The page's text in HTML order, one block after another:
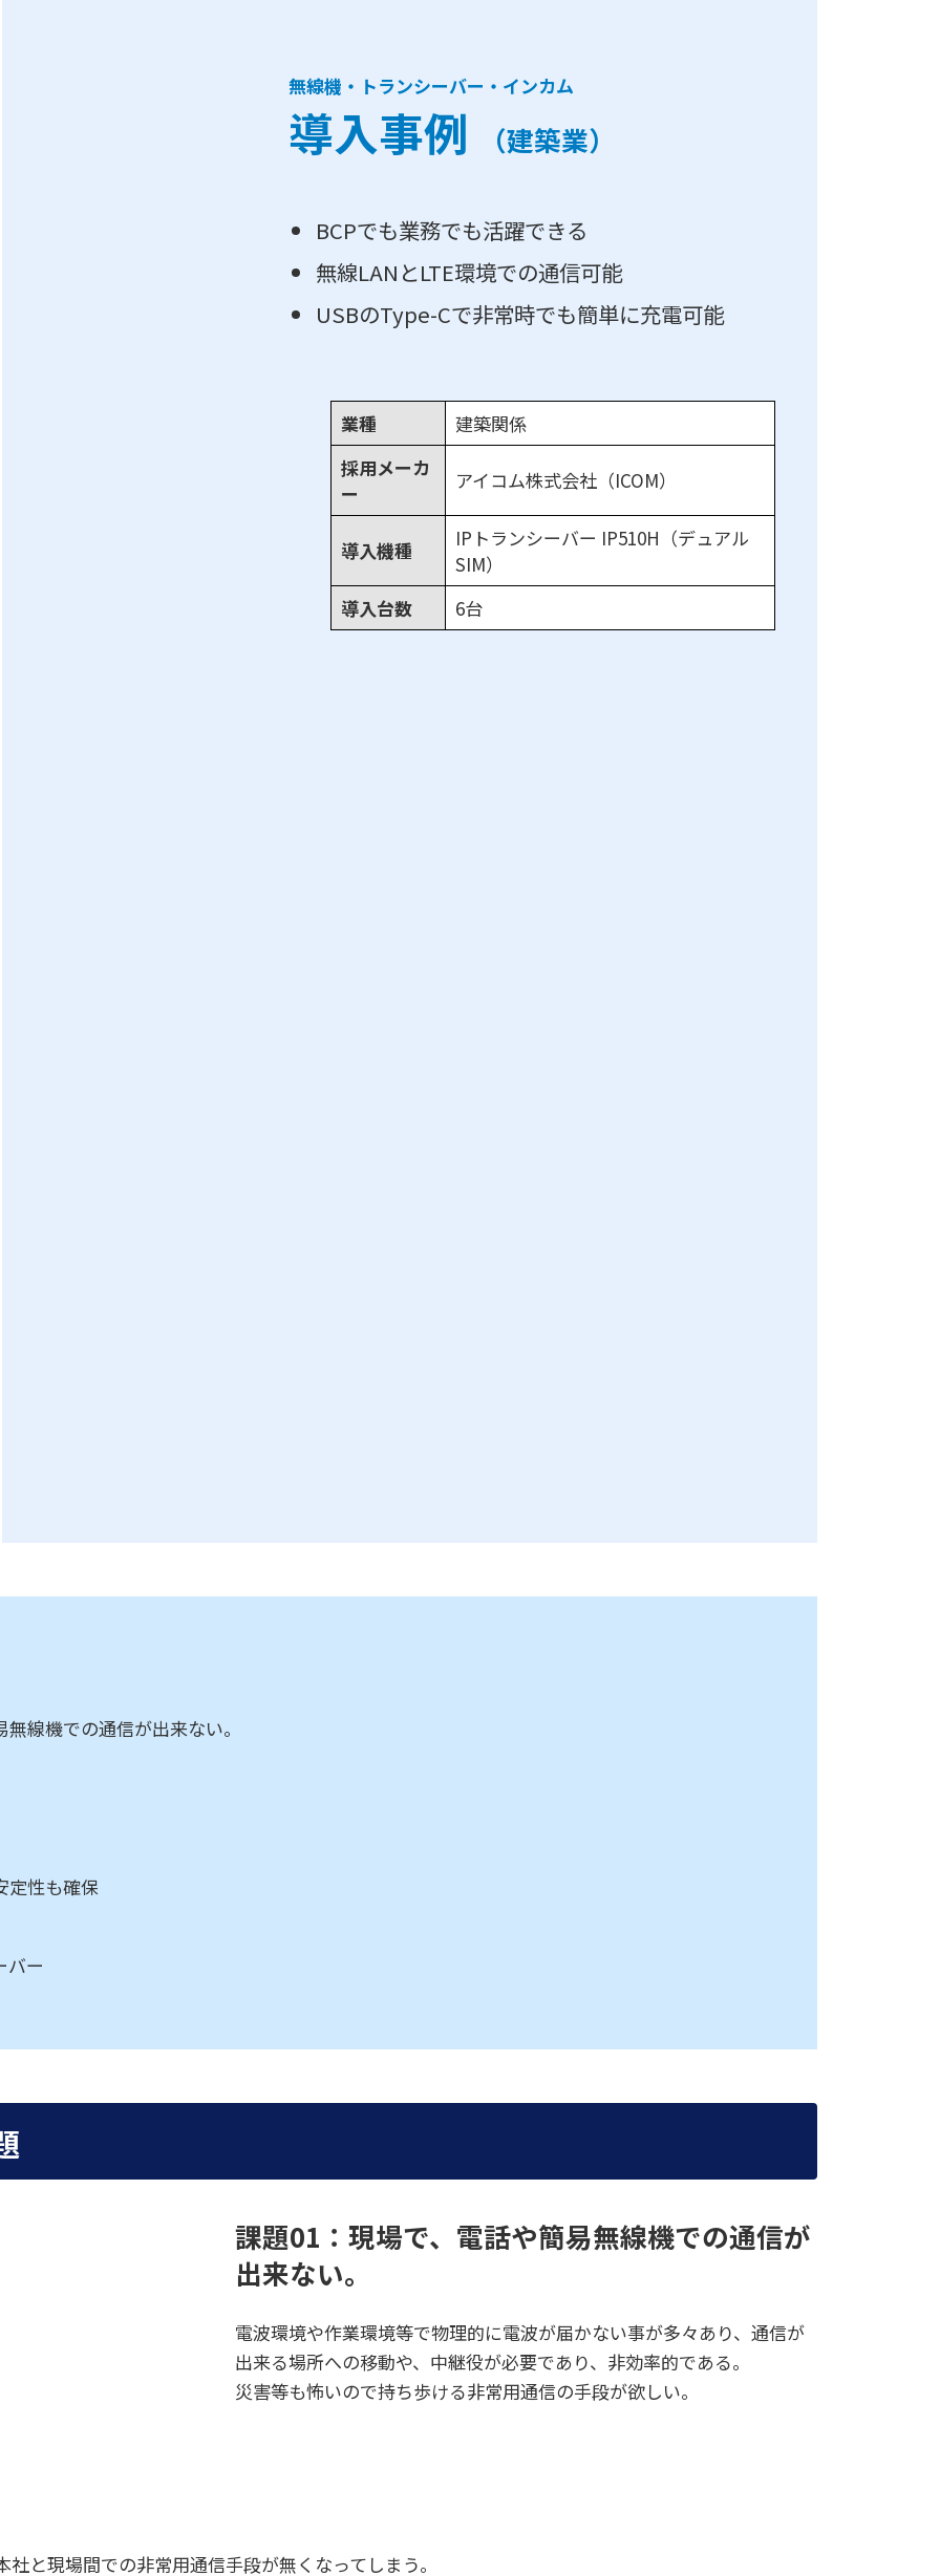
無線機・トランシーバー・インカム
導入事例 （建築業）
BCPでも業務でも活躍できる
無線LANとLTE環境での通信可能
USBのType-Cで非常時でも簡単に充電可能
業種
建築関係
採用メーカ
ー
アイコム株式会社（ICOM）
導入機種
IPトランシーバー IP510H（デュアル
SIM）
導入台数
6台
線機での通信が出来ない。
定性も確保
バー
課題01：現場で、電話や簡易無線機での通信が
出来ない。
電波環境や作業環境等で物理的に電波が届かない事が多々あり、通信が
出来る場所への移動や、中継役が必要であり、非効率的である。
災害等も怖いので持ち歩ける非常用通信の手段が欲しい。
と現場間での非常用通信手段が無くなってしまう。